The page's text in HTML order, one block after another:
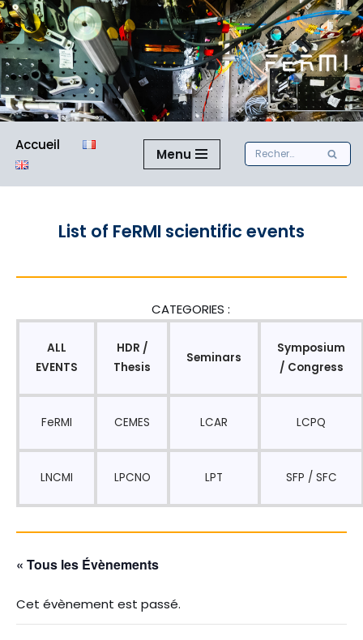
Aller
au
contenu
Accueil
Menu
List of FeRMI scientific events
CATEGORIES :
ALL
EVENTS
HDR /
Thesis
Seminars
Symposium
/ Congress
FeRMI CEMES LCAR LCPQ
LNCMI LPCNO LPT SFP / SFC
« Tous les Évènements
Cet évènement est passé.